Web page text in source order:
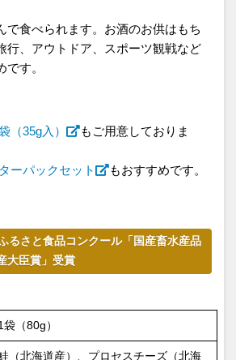
で食べられます。お酒のお供はもち
行、アウトドア、スポーツ観戦など
す。
（35g入）
もご用意しておりま
ーパックセット もおすすめです。
るさと食品コンクール「国産畜水産品
大臣賞」受賞
袋（80g）
（北海道産）、プロセスチーズ（北海